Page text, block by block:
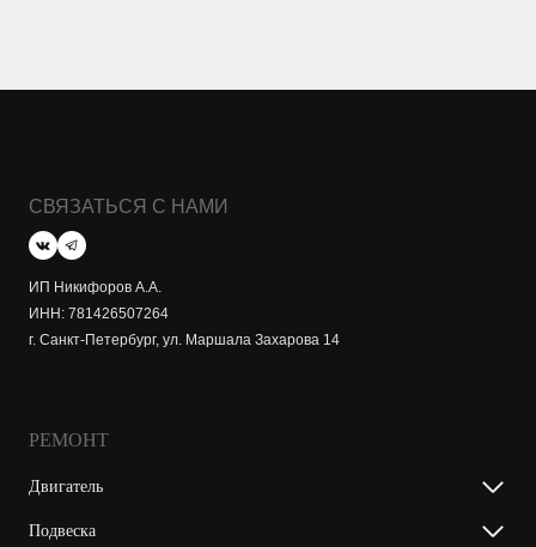
СВЯЗАТЬСЯ С НАМИ
ИП Никифоров А.А.
ИНН: 781426507264
г. Санкт-Петербург, ул. Маршала Захарова 14
РЕМОНТ
Двигатель
Подвеска